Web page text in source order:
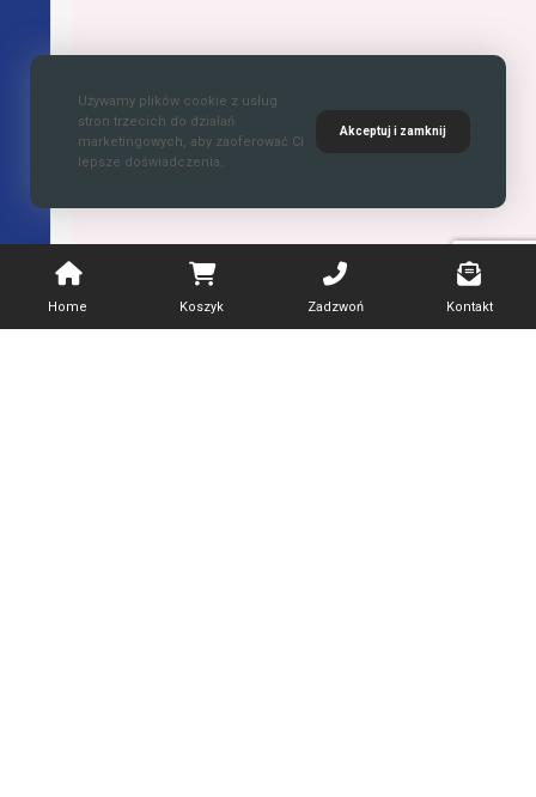
Home Koszyk Zadzwoń Kontakt
Używamy plików cookie z usług
stron trzecich do działań
marketingowych, aby zaoferować Ci
lepsze doświadczenia.
Akceptuj i zamknij